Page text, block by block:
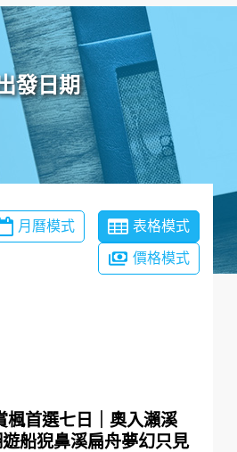
發日期
月曆模式 表格模式
價格模式
楓首選七日｜奧入瀨溪
船猊鼻溪扁舟夢幻只見